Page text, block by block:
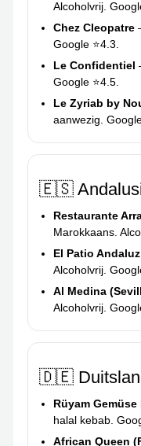
Alcoholvrij.
Chez Cleopatre
Google ⭐4.3.
Le Confidentiel
Google ⭐4.5.
Le Zyriab by
aanwezig.
🇪🇸
Restaurante
Marokkaans.
El Patio
Alcoholvrij.
Al Medina
Alcoholvrij.
🇩🇪
Rüyam
halal kebab.
African Queen